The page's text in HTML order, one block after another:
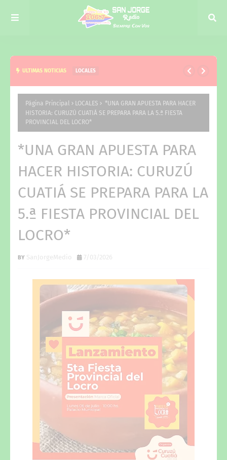
ULTIMAS NOTICIAS LOCALES
VERÓNICA ESPÍNDOLA
Página Principal LOCALES
*UNA GRAN APUESTA PARA HACER
HISTORIA: CURUZÚ CUATIÁ SE PREPARA PARA LA 5.ª FIESTA
PROVINCIAL DEL LOCRO*
*UNA GRAN APUESTA PARA
HACER HISTORIA: CURUZÚ
CUATIÁ SE PREPARA PARA LA
5.ª FIESTA PROVINCIAL DEL
LOCRO*
SanJorgeMedio 7/03/2026